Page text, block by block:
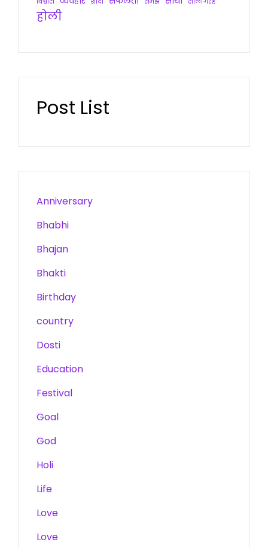
होली
Post List
Anniversary
Bhabhi
Bhajan
Bhakti
Birthday
country
Dosti
Education
Festival
Goal
God
Holi
Life
Love
Love